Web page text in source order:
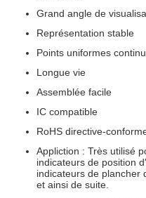
Grand angle de
Représentation stable
Points uniformes
Longue vie
Assemblée facile
IC compatible
RoHS directive-
Appliction : Très utilisé
indicateurs de position
indicateurs de plancher
et ainsi de suite.